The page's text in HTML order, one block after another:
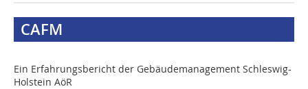
CAFM
Ein Erfahrungsbericht der Gebäudemanagement Schleswig-
Holstein AöR